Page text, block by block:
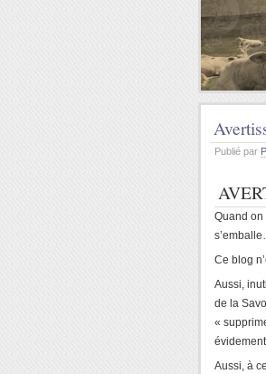
Publié par
Quand on
Ce blog
Aussi,
de la
«
Aussi, à